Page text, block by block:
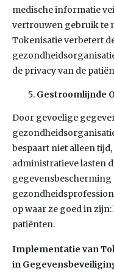
medische informatie
vertrouwen gebruik te
Tokenisatie verbetert
de privacy van de
Gestroomlijnde
Door gevoelige
bespaart niet alleen
administratieve lasten
gegevensbescherming
op waar ze goed in
patiënten.
Implementatie van
in